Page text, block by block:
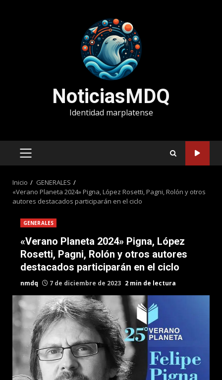
NoticiasMDQ
Identidad marplatense
MENÚ
Inicio
GENERALES
«Verano Planeta 2024» Pigna, López Rosetti, Pagni, Rolón y otros
autores destacados participarán en el ciclo
GENERALES
«Verano Planeta 2024» Pigna, López
Rosetti, Pagni, Rolón y otros autores
destacados participarán en el ciclo
nmdq 7 de diciembre de 2023 2 min de lectura